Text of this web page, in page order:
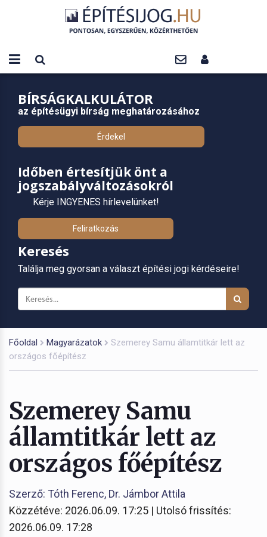
BÍRSÁGKALKULÁTOR
az építésügyi bírság meghatározásához
Érdekel
Időben értesítjük önt a
jogszabályváltozásokról
Kérje INGYENES hírlevelünket!
Feliratkozás
Keresés
Találja meg gyorsan a választ építési jogi kérdéseire!
Főoldal Magyarázatok
Szemerey Samu államtitkár lett az
országos főépítész
Szemerey Samu
államtitkár lett az
országos főépítész
Szerző: Tóth Ferenc, Dr. Jámbor Attila
Közzétéve: 2026.06.09. 17:25 | Utolsó frissítés:
2026.06.09. 17:28